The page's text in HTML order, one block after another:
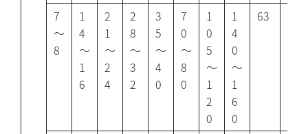
7
～
8
1
4
～
1
6
2
1
～
2
4
2
8
～
3
2
3
5
～
4
0
7
0
～
8
0
1
0
5
～
1
2
0
1
4
0
～
1
6
0
63